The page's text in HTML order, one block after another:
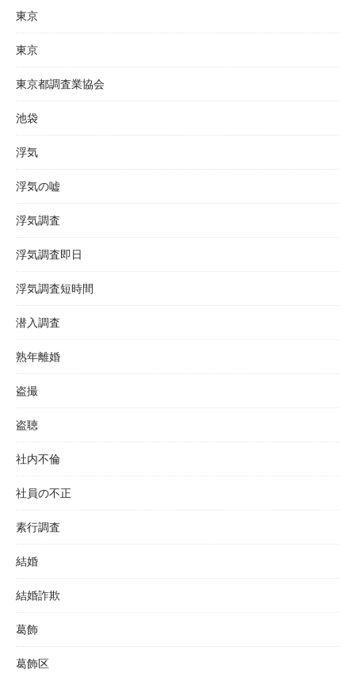
東京
東京
東京都調査業協会
池袋
浮気
浮気の嘘
浮気調査
浮気調査即日
浮気調査短時間
潜入調査
熟年離婚
盗撮
盗聴
社内不倫
社員の不正
素行調査
結婚
結婚詐欺
葛飾
葛飾区